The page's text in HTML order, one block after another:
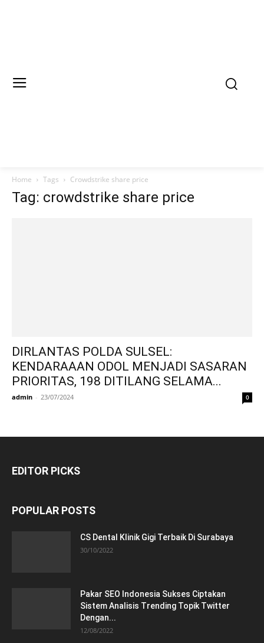
Home Tags Crowdstrike share price
Tag: crowdstrike share price
DIRLANTAS POLDA SULSEL:
KENDARAAAN ODOL MENJADI SASARAN
PRIORITAS, 198 DITILANG SELAMA...
admin - 23/07/2024 0
EDITOR PICKS
POPULAR POSTS
CS Dental Klinik Gigi Terbaik Di Surabaya
30/10/2022
Pakar SEO Indonesia Sukses Ciptakan
Sistem Analisis Trending Topik Twitter
Dengan...
12/08/2022